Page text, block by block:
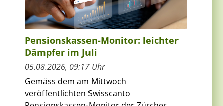
Pensionskassen-Monitor: leichter
Dämpfer im Juli
05.08.2026, 09:17 Uhr
Gemäss dem am Mittwoch
veröffentlichten Swisscanto